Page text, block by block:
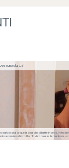
stata rapita da quella cosa che ci batte in petto. Vi ho
se venire a dirvi tutto. Ho visto cosa sia la coscienza, e
sono stata?